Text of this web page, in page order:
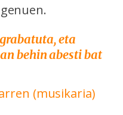
eta
behin abesti bat
(musikaria)